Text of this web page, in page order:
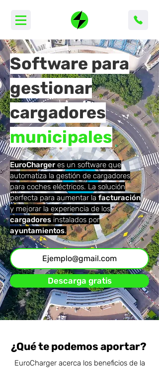
Software para
gestionar
cargadores
municipales
EuroCharger es un software que
automatiza la gestión de cargadores
para coches eléctricos. La solución
perfecta para aumentar la facturación
y mejorar la experiencia de los
cargadores instalados por
ayuntamientos.
Descarga gratis
¿Qué te podemos aportar?
EuroCharger acerca los beneficios de la